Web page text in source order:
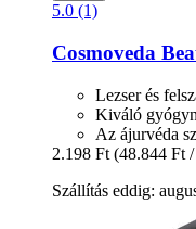
5.0 (1)
Cosmoveda
Lezser és
Kiváló
Az ájurvéda
2.198 Ft (48.844 Ft
Szállítás eddig: